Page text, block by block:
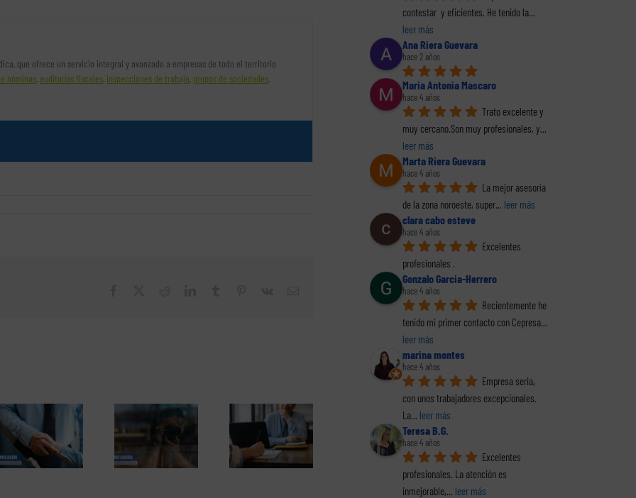
que ofrece un servicio integral y avanzado a empresas de todo el territorio
nóminas,auditorías fiscales, inspecciones de trabajo, grupos de sociedades,
Las bajas laborales
y los detectives
privados. Informes
probatorios que
pueden ser
Contratos de
trabajo (guías
prácticas)
Las actas de
conciliación para
llegar a un acuerdo
entre el trabajador
Despido
disciplinario por
simular un
accidente. Dos
sentencias
adaptación de
contestar  y eficientes. He tenido la
leer más
Ana Riera Guevara
hace 2 años
Maria Antonia Mascaro
hace 4 años
Trato excelente y
muy cercano.Son muy profesionales, y
leer más
Marta Riera Guevara
hace 4 años
La mejor asesoría
de la zona noroeste, super... leer más
clara cabo esteve
hace 4 años
Excelentes
profesionales .
Gonzalo Garcia-Herrero
hace 4 años
Recientemente he
tenido mi primer contacto con Cepresa
leer más
marina montes
hace 4 años
Empresa seria,
con unos trabajadores excepcionales.
La... leer más
Teresa B.G.
hace 4 años
Excelentes
profesionales. La atención es
inmejorable,... leer más